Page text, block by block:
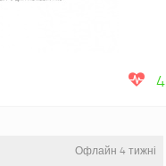
4
Офлайн 4 тижні